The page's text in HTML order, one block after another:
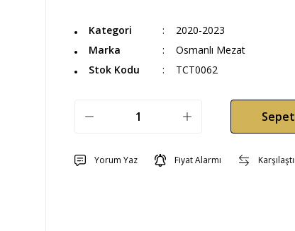
Kategori
2020-2023
Marka
Osmanlı Mezat
Stok Kodu
TCT0062
Yorum Yaz Fiyat Alarmı